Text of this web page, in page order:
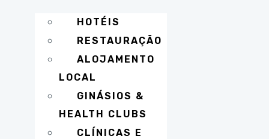
HOTÉIS
RESTAURAÇÃO
ALOJAMENTO
LOCAL
GINÁSIOS &
HEALTH CLUBS
CLÍNICAS E